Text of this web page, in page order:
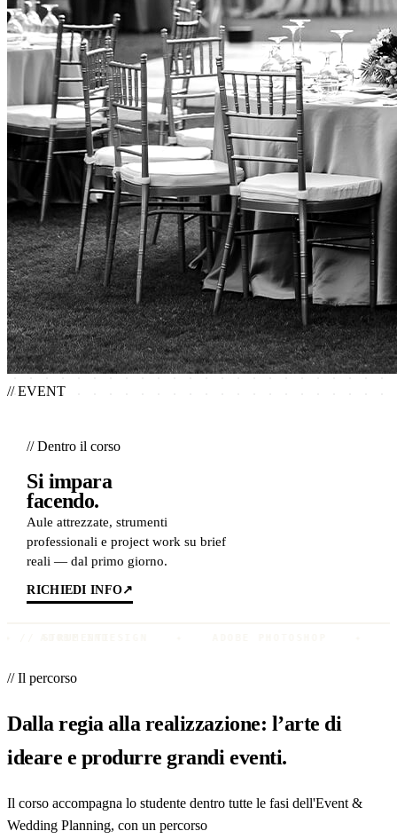
// EVENT
// Dentro il corso
Si impara
facendo.
Aule attrezzate, strumenti
professionali e project work su brief
reali — dal primo giorno.
RICHIEDI INFO↗
// Il percorso
Dalla regia alla realizzazione: l’arte di
ideare e produrre grandi eventi.
Il corso accompagna lo studente dentro tutte le fasi dell'Event &
Wedding Planning, con un percorso